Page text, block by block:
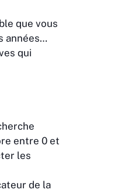
que vous
années…
qui
entre 0 et
les
de la